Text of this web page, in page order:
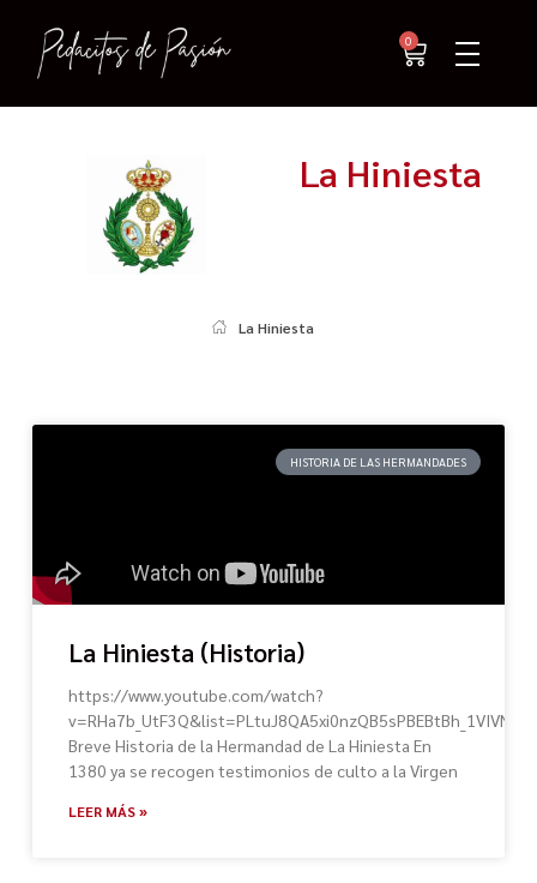
0
La Hiniesta
La Hiniesta
HISTORIA DE LAS HERMANDADES
La Hiniesta (Historia)
https://www.youtube.com/watch?
Breve Historia de la Hermandad de La Hiniesta En
1380 ya se recogen testimonios de culto a la Virgen
LEER MÁS »